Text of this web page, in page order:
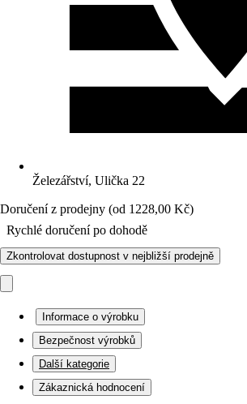
Železářství, Ulička 22
Doručení z prodejny (od 1228,00 Kč)
Rychlé doručení po dohodě
Zkontrolovat dostupnost v nejbližší prodejně
Informace o výrobku
Bezpečnost výrobků
Další kategorie
Zákaznická hodnocení